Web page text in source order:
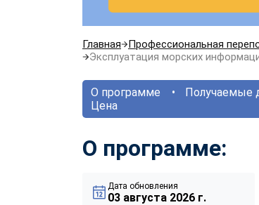
Главная Профессиональная
Эксплуатация морских
О программе Получаемые
Цена
О программе:
Дата обновления
03 августа 2026 г.